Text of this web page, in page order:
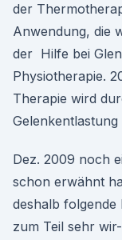
der
Anwendung, die
der Hilfe bei
Physiotherapie.
Therapie wird
Dez. 2009 noch
schon erwähnt
deshalb folgende
zum Teil sehr